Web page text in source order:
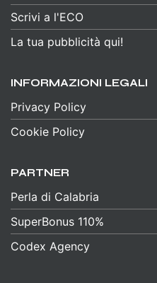
Scrivi a l'ECO
La tua pubblicità qui!
INFORMAZIONI LEGALI
Privacy Policy
Cookie Policy
PARTNER
Perla di Calabria
SuperBonus 110%
Codex Agency